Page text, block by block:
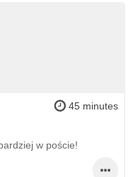
45 minutes
w poście!